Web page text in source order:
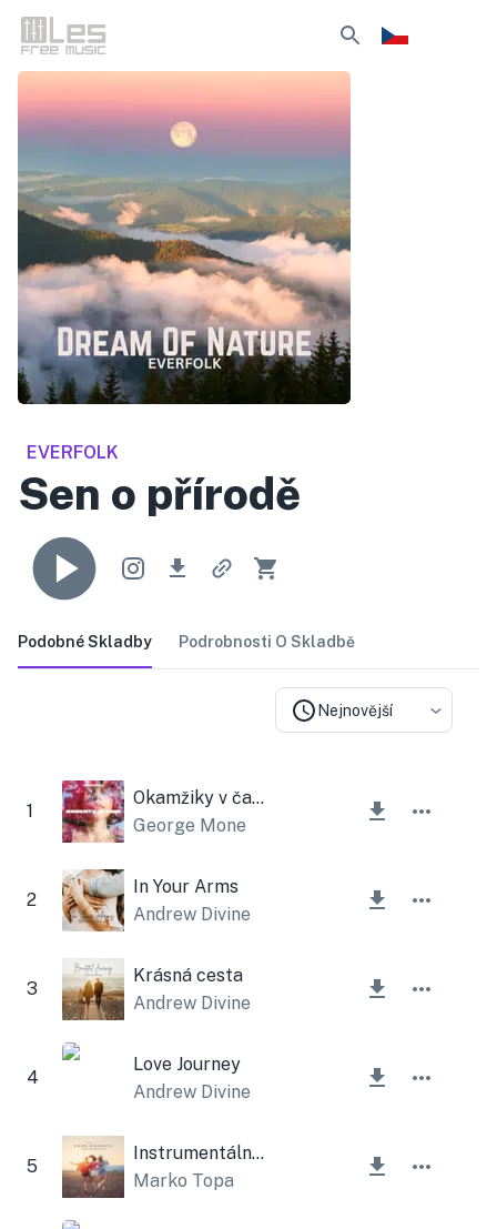
EVERFOLK
Sen o přírodě
Podobné Skladby Podrobnosti O Skladbě
Nejnovější
1
Okamžiky v čase
George Mone
2
In Your Arms
Andrew Divine
3
Krásná cesta
Andrew Divine
4
Love Journey
Andrew Divine
5
Instrumentální dobré okamžiky
Marko Topa